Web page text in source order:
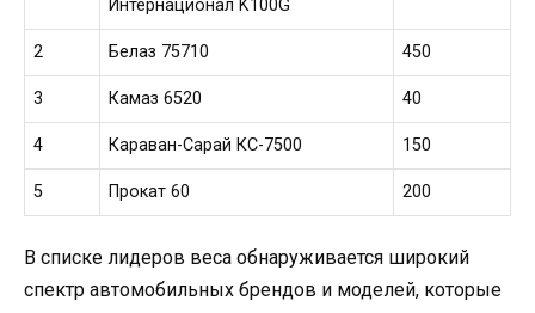
Интернационал K100G
2 Белаз 75710 450
3 Камаз 6520 40
4 Караван-Сарай КС-7500 150
5 Прокат 60 200
В списке лидеров веса обнаруживается широкий
спектр автомобильных брендов и моделей, которые